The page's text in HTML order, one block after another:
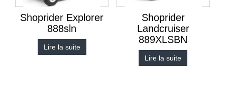
Shoprider Explorer
888sln
Lire la suite
Shoprider
Landcruiser
889XLSBN
Lire la suite